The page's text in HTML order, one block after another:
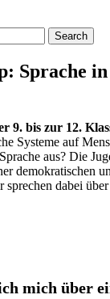
Sprache
9. bis zur 12.
Systeme auf
aus? Die
demokratischen
sprechen dabei
mich über